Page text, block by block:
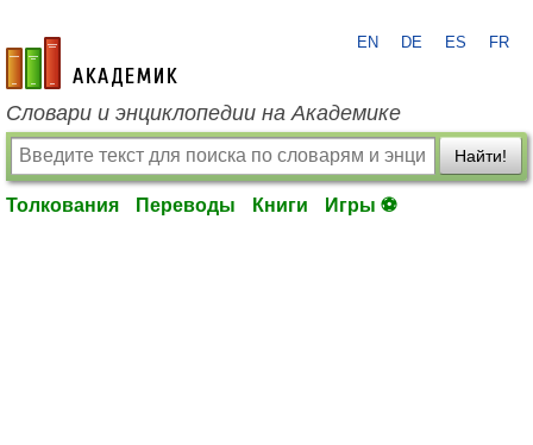
academic.ru
EN DE ES FR
Словари и энциклопедии на Академике
Найти!
Толкования Переводы Книги Игры ⚽